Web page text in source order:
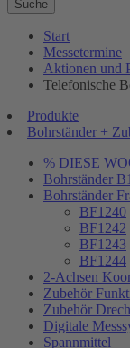
Suche
Start
Messetermine
Aktionen und
Telefonische
Produkte
Bohrständer +
% DIESE
Bohrständer
Bohrständer
BF1240
BF1242
BF1243
BF1244
2-Achsen
Zubehör
Zubehör
Digitale
Spannmittel